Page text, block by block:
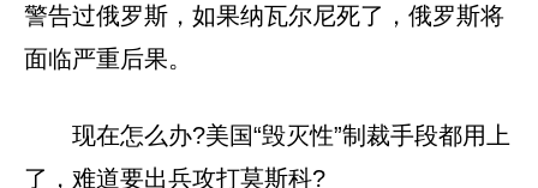
警告过俄罗斯，如果纳瓦尔尼死了，俄罗斯将
面临严重后果。
现在怎么办?美国“毁灭性”制裁手段都用上
了，难道要出兵攻打莫斯科?